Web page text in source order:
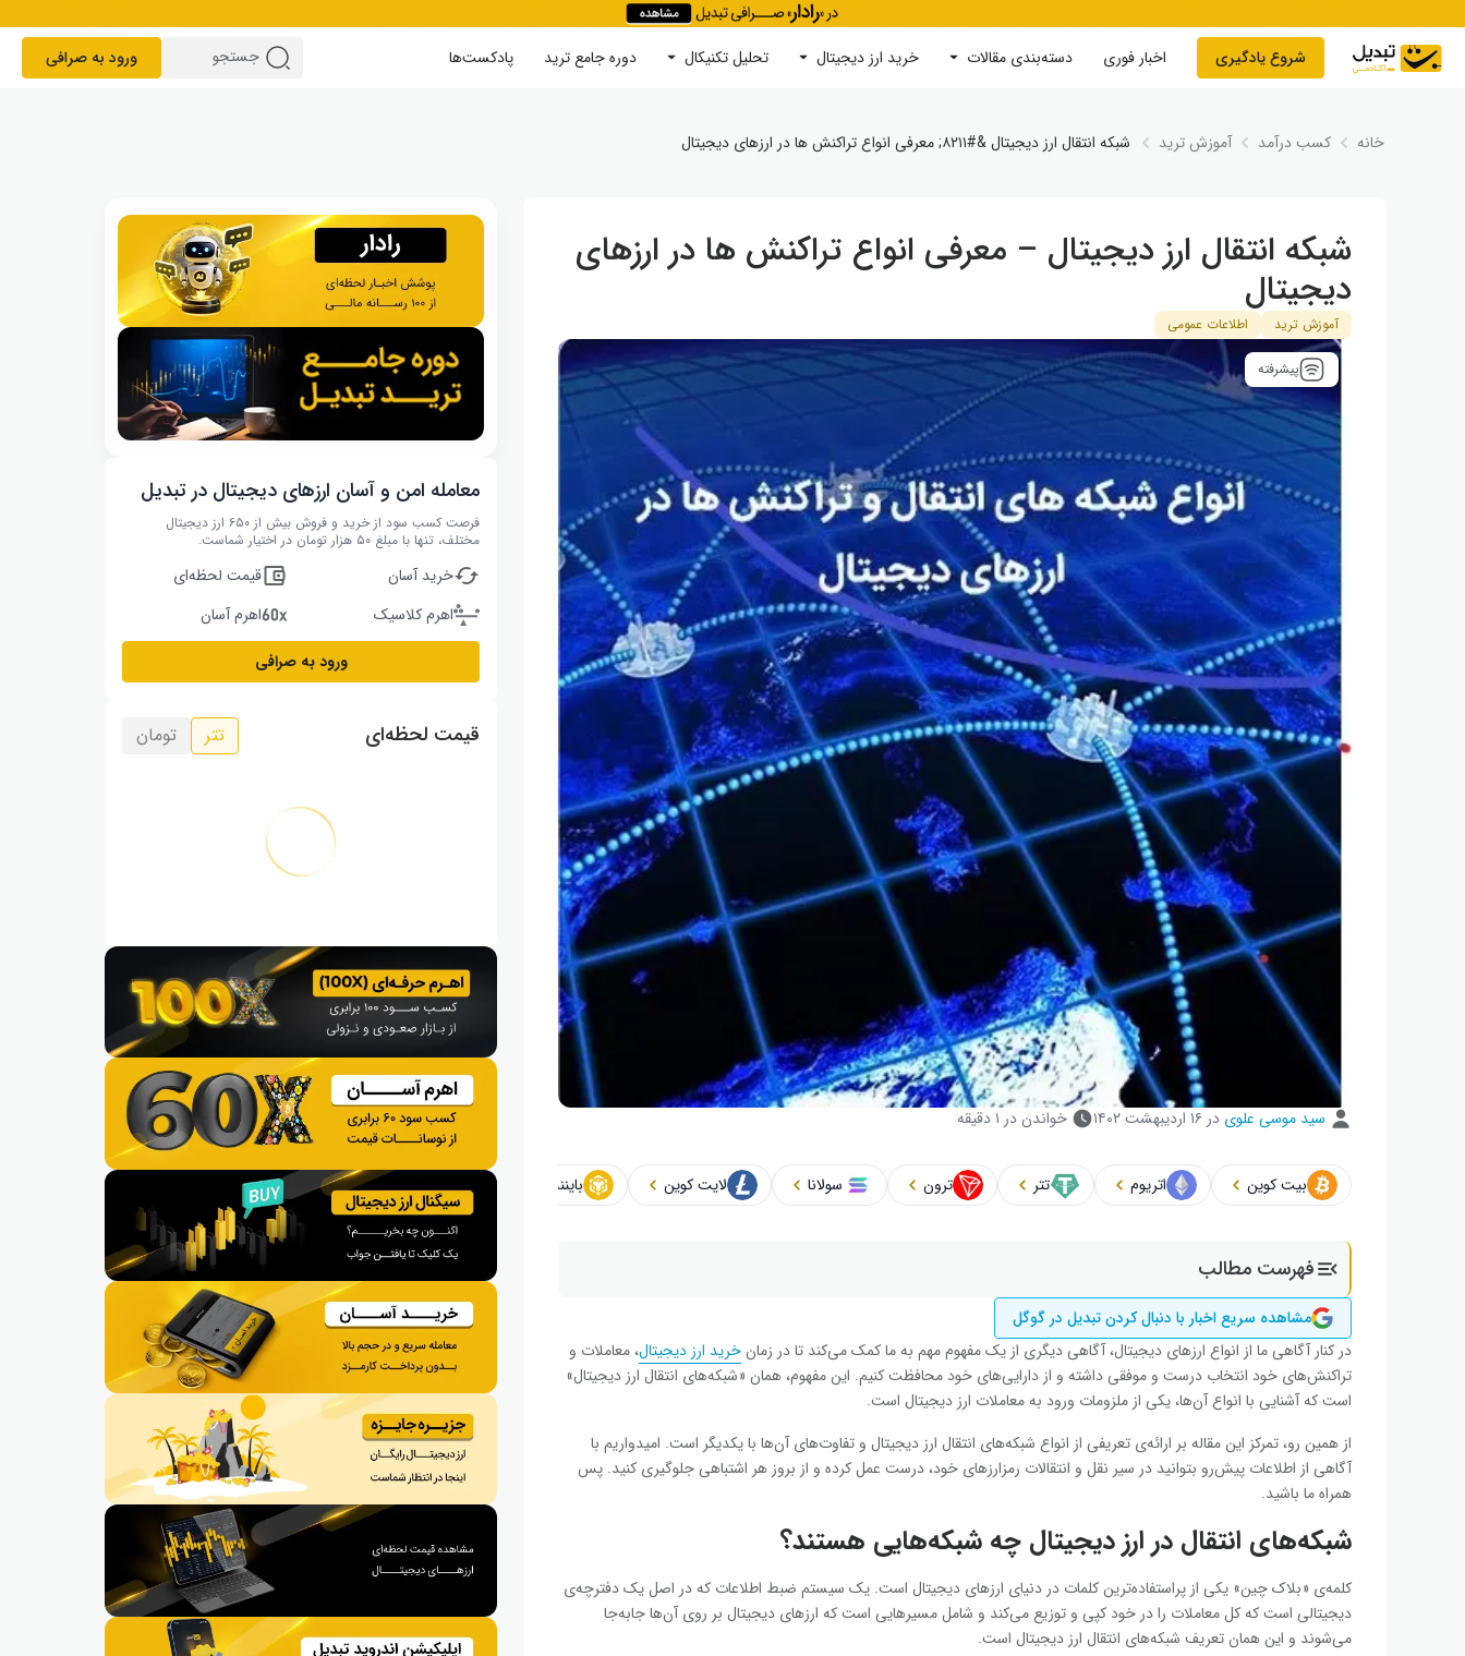
شروع یادگیری اخبار فوری دسته‌بندی مقالات خرید ارز دیجیتال تحلیل تکنیکال دوره‌ جامع ترید پادکست‌ها جستجو ورود به صرافی
خانه کسب درآمد آموزش ترید شبکه انتقال ارز دیجیتال &#۸۲۱۱; معرفی انواع تراکنش ها در ارزهای دیجیتال
شبکه انتقال ارز دیجیتال – معرفی انواع تراکنش ها در ارزهای
دیجیتال
آموزش ترید اطلاعات عمومی
پیشرفته
سید موسی علوی در ۱۶ اردیبهشت ۱۴۰۲ خواندن در ۱ دقیقه
بیت کوین اتریوم تتر ترون سولانا لایت کوین بایننس کوین پولکادات شیبا
فهرست مطالب
مشاهده سریع اخبار با دنبال کردن تبدیل در گوگل
در کنار آگاهی ما از انواع ارزهای دیجیتال، آگاهی دیگری از یک مفهوم مهم به ما کمک می‌کند تا در زمانخرید ارز دیجیتال، معاملات و
تراکنش‌های خود انتخاب درست و موفقی داشته و از دارایی‌های خود محافظت کنیم. این مفهوم، همان «شبکه‌های انتقال ارز دیجیتال»
است که آشنایی با انواع آن‌ها، یکی از ملزومات ورود به معاملات ارز دیجیتال است.
از همین رو، تمرکز این مقاله بر ارائه‌ی تعریفی از انواع شبکه‌های انتقال ارز دیجیتال و تفاوت‌های آن‌ها با یکدیگر است. امیدواریم با
آگاهی از اطلاعات پیش‌رو بتوانید در سیر نقل و انتقالات رمزارزهای خود، درست عمل کرده و از بروز هر اشتباهی جلوگیری کنید. پس
همراه ما باشید.
شبکه‌های انتقال در ارز دیجیتال چه شبکه‌هایی هستند؟
کلمه‌ی «بلاک چین» یکی از پراستفاده‌ترین کلمات در دنیای ارزهای دیجیتال است. یک سیستم ضبط اطلاعات که در اصل یک دفترچه‌ی
دیجیتالی است که کل معاملات را در خود کپی و توزیع می‌کند و شامل مسیرهایی است که ارزهای دیجیتال بر روی آن‌ها جابه‌جا
می‌شوند و این همان تعریف شبکه‌های انتقال ارز دیجیتال است.
معامله امن و آسان ارزهای دیجیتال در تبدیل
فرصت کسب سود از خرید و فروش بیش از ۶۵۰ ارز دیجیتال
مختلف، تنها با مبلغ ۵۰ هزار تومان در اختیار شماست.
خرید آسان
قیمت لحظه‌ای
اهرم کلاسیک
اهرم آسان
ورود به صرافی
قیمت لحظه‌ای تتر تومان